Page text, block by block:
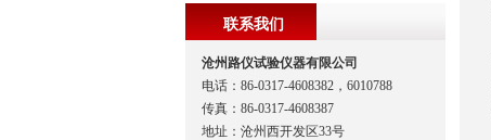
联系我们
沧州路仪试验仪器有限公司
电话：86-0317-4608382，6010788
传真：86-0317-4608387
地址：沧州西开发区33号